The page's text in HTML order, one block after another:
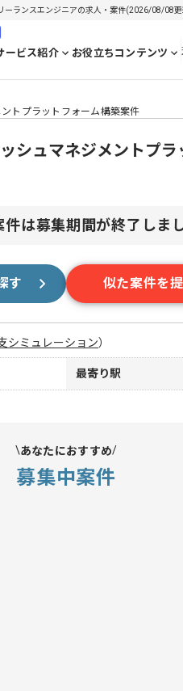
ーランスエンジニアの求人・案件(2026/08/08
ービス紹介 お役立ちコンテンツ
トプラットフォーム構築案件
シュマネジメントプ
件は募集期間が終了しま
す 似た案件を
シミュレーション）
最寄り駅
あなたにおすすめ
募集中案件